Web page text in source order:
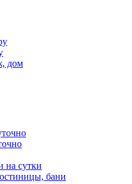
дом
на сутки
бани